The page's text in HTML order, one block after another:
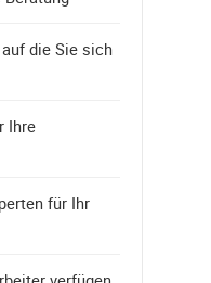
die Sie sich
Ihre
für Ihr